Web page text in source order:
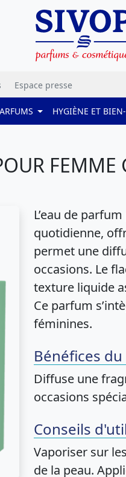
Espace presse
HYGIÈNE ET
L’eau de
quotidienne,
permet une
occasions. Le
texture liquide
Ce parfum
féminines.
Bénéfices
Diffuse une
occasions
Conseils
Vaporiser sur
de la peau.